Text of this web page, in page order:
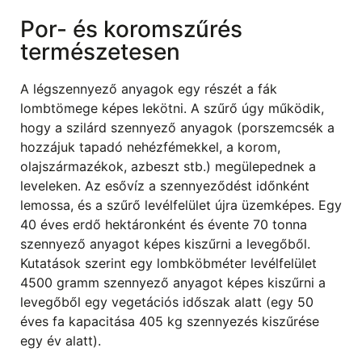
Por- és koromszűrés
természetesen
A légszennyező anyagok egy részét a fák
lombtömege képes lekötni. A szűrő úgy működik,
hogy a szilárd szennyező anyagok (porszemcsék a
hozzájuk tapadó nehézfémekkel, a korom,
olajszármazékok, azbeszt stb.) megülepednek a
leveleken. Az esővíz a szennyeződést időnként
lemossa, és a szűrő levélfelület újra üzemképes. Egy
40 éves erdő hektáronként és évente 70 tonna
szennyező anyagot képes kiszűrni a levegőből.
Kutatások szerint egy lombköbméter levélfelület
4500 gramm szennyező anyagot képes kiszűrni a
levegőből egy vegetációs időszak alatt (egy 50
éves fa kapacitása 405 kg szennyezés kiszűrése
egy év alatt).